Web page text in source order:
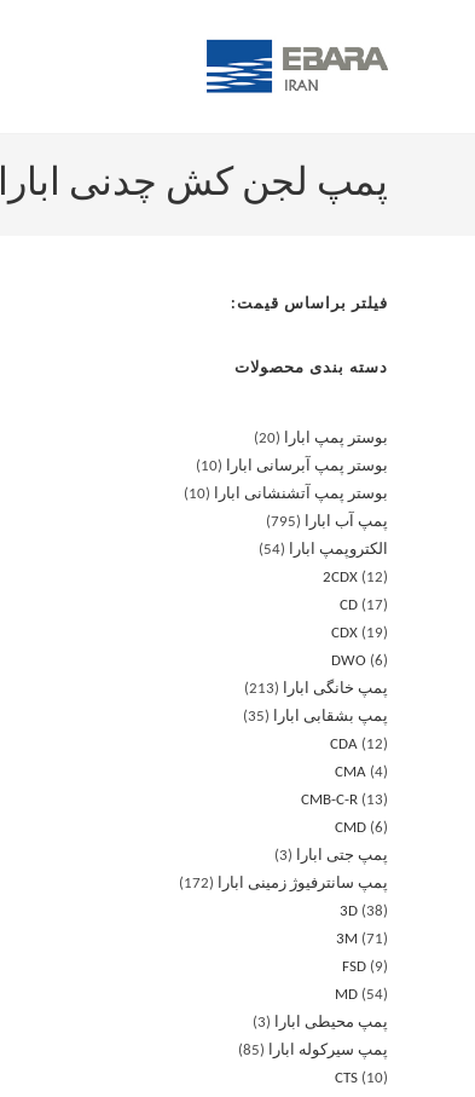
پمپ لجن کش چدنی ابارا SSC 100-65/7.5 T WC X خردکن
فیلتر براساس قیمت:
دسته بندی محصولات
بوستر پمپ ابارا
20
بوستر پمپ آبرسانی ابارا
10
بوستر پمپ آتشنشانی ابارا
10
پمپ آب ابارا
795
الکتروپمپ ابارا
54
2CDX
12
CD
17
CDX
19
DWO
6
پمپ خانگی ابارا
213
پمپ بشقابی ابارا
35
CDA
12
CMA 4
CMB-C-R
13
CMD 6
پمپ جتی ابارا
3
پمپ سانترفیوژ زمینی ابارا
172
3D 38
3M
71
FSD
9
MD
54
پمپ محیطی ابارا
3
پمپ سیرکوله ابارا
85
CTS
10